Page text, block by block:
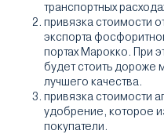
транспортных
привязка стоимости
экспорта
портах Марокко. При
будет стоить дороже
лучшего качества.
привязка стоимости
удобрение, которое
покупатели.